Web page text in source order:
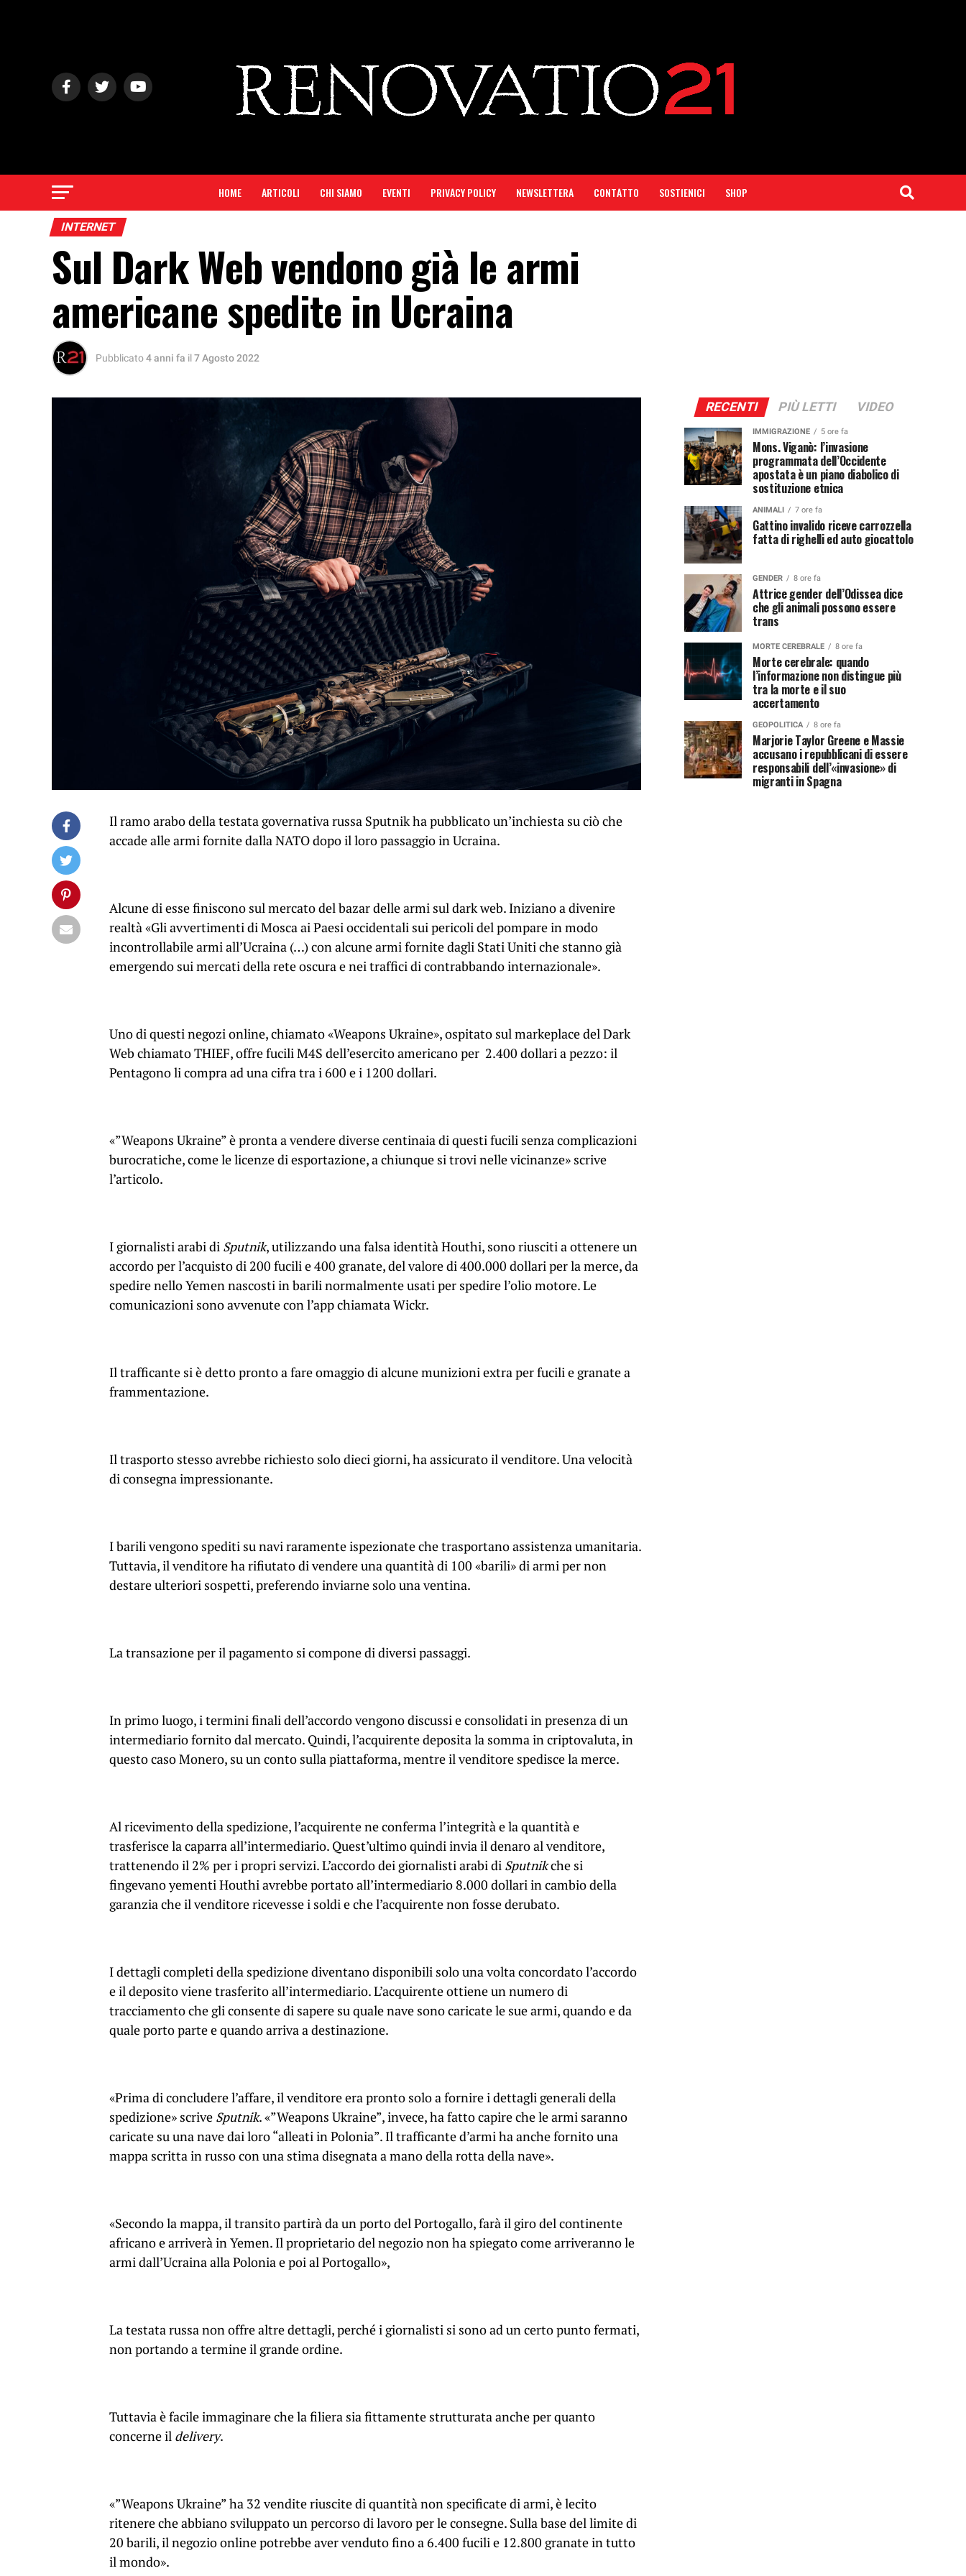
HOME ARTICOLI CHI SIAMO EVENTI PRIVACY POLICY NEWSLETTERA CONTATTO SOSTIENICI SHOP
INTERNET
Sul Dark Web vendono già le armi
americane spedite in Ucraina
Pubblicato4 anni fa il7 Agosto 2022
Il ramo arabo della testata governativa russa Sputnik ha pubblicato un’inchiesta su ciò che
accade alle armi fornite dalla NATO dopo il loro passaggio in Ucraina.
Alcune di esse finiscono sul mercato del bazar delle armi sul dark web. Iniziano a divenire
realtà «Gli avvertimenti di Mosca ai Paesi occidentali sui pericoli del pompare in modo
incontrollabile armi all’Ucraina (…) con alcune armi fornite dagli Stati Uniti che stanno già
emergendo sui mercati della rete oscura e nei traffici di contrabbando internazionale».
Uno di questi negozi online, chiamato «Weapons Ukraine», ospitato sul markeplace del Dark
Web chiamato THIEF, offre fucili M4S dell’esercito americano per 2.400 dollari a pezzo: il
Pentagono li compra ad una cifra tra i 600 e i 1200 dollari.
«”Weapons Ukraine” è pronta a vendere diverse centinaia di questi fucili senza complicazioni
burocratiche, come le licenze di esportazione, a chiunque si trovi nelle vicinanze» scrive
l’articolo.
I giornalisti arabi di Sputnik, utilizzando una falsa identità Houthi, sono riusciti a ottenere un
accordo per l’acquisto di 200 fucili e 400 granate, del valore di 400.000 dollari per la merce, da
spedire nello Yemen nascosti in barili normalmente usati per spedire l’olio motore. Le
comunicazioni sono avvenute con l’app chiamata Wickr.
Il trafficante si è detto pronto a fare omaggio di alcune munizioni extra per fucili e granate a
frammentazione.
Il trasporto stesso avrebbe richiesto solo dieci giorni, ha assicurato il venditore. Una velocità
di consegna impressionante.
I barili vengono spediti su navi raramente ispezionate che trasportano assistenza umanitaria.
Tuttavia, il venditore ha rifiutato di vendere una quantità di 100 «barili» di armi per non
destare ulteriori sospetti, preferendo inviarne solo una ventina.
La transazione per il pagamento si compone di diversi passaggi.
In primo luogo, i termini finali dell’accordo vengono discussi e consolidati in presenza di un
intermediario fornito dal mercato. Quindi, l’acquirente deposita la somma in criptovaluta, in
questo caso Monero, su un conto sulla piattaforma, mentre il venditore spedisce la merce.
Al ricevimento della spedizione, l’acquirente ne conferma l’integrità e la quantità e
trasferisce la caparra all’intermediario. Quest’ultimo quindi invia il denaro al venditore,
trattenendo il 2% per i propri servizi. L’accordo dei giornalisti arabi di Sputnikche si
fingevano yementi Houthi avrebbe portato all’intermediario 8.000 dollari in cambio della
garanzia che il venditore ricevesse i soldi e che l’acquirente non fosse derubato.
I dettagli completi della spedizione diventano disponibili solo una volta concordato l’accordo
e il deposito viene trasferito all’intermediario. L’acquirente ottiene un numero di
tracciamento che gli consente di sapere su quale nave sono caricate le sue armi, quando e da
quale porto parte e quando arriva a destinazione.
«Prima di concludere l’affare, il venditore era pronto solo a fornire i dettagli generali della
spedizione» scrive Sputnik. «”Weapons Ukraine”, invece, ha fatto capire che le armi saranno
caricate su una nave dai loro “alleati in Polonia”. Il trafficante d’armi ha anche fornito una
mappa scritta in russo con una stima disegnata a mano della rotta della nave».
«Secondo la mappa, il transito partirà da un porto del Portogallo, farà il giro del continente
africano e arriverà in Yemen. Il proprietario del negozio non ha spiegato come arriveranno le
armi dall’Ucraina alla Polonia e poi al Portogallo»,
La testata russa non offre altre dettagli, perché i giornalisti si sono ad un certo punto fermati,
non portando a termine il grande ordine.
Tuttavia è facile immaginare che la filiera sia fittamente strutturata anche per quanto
concerne il delivery.
«”Weapons Ukraine” ha 32 vendite riuscite di quantità non specificate di armi, è lecito
ritenere che abbiano sviluppato un percorso di lavoro per le consegne. Sulla base del limite di
20 barili, il negozio online potrebbe aver venduto fino a 6.400 fucili e 12.800 granate in tutto
il mondo».
RECENTI PIÙ LETTI VIDEO
IMMIGRAZIONE 5 ore fa
Mons. Viganò: l’invasione
programmata dell’Occidente
apostata è un piano diabolico di
sostituzione etnica
ANIMALI 7 ore fa
Gattino invalido riceve carrozzella
fatta di righelli ed auto giocattolo
GENDER 8 ore fa
Attrice gender dell’Odissea dice
che gli animali possono essere
trans
MORTE CEREBRALE 8 ore fa
Morte cerebrale: quando
l’informazione non distingue più
tra la morte e il suo
accertamento
GEOPOLITICA 8 ore fa
Marjorie Taylor Greene e Massie
accusano i repubblicani di essere
responsabili dell’«invasione» di
migranti in Spagna